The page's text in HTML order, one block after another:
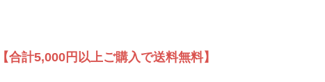
【合計5,000円以上ご購入で送料無料】